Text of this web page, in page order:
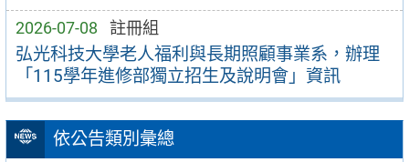
2026-07-08 註冊組
弘光科技大學老人福利與長期照顧事業系，辦理
「115學年進修部獨立招生及說明會」資訊
依公告類別彙總